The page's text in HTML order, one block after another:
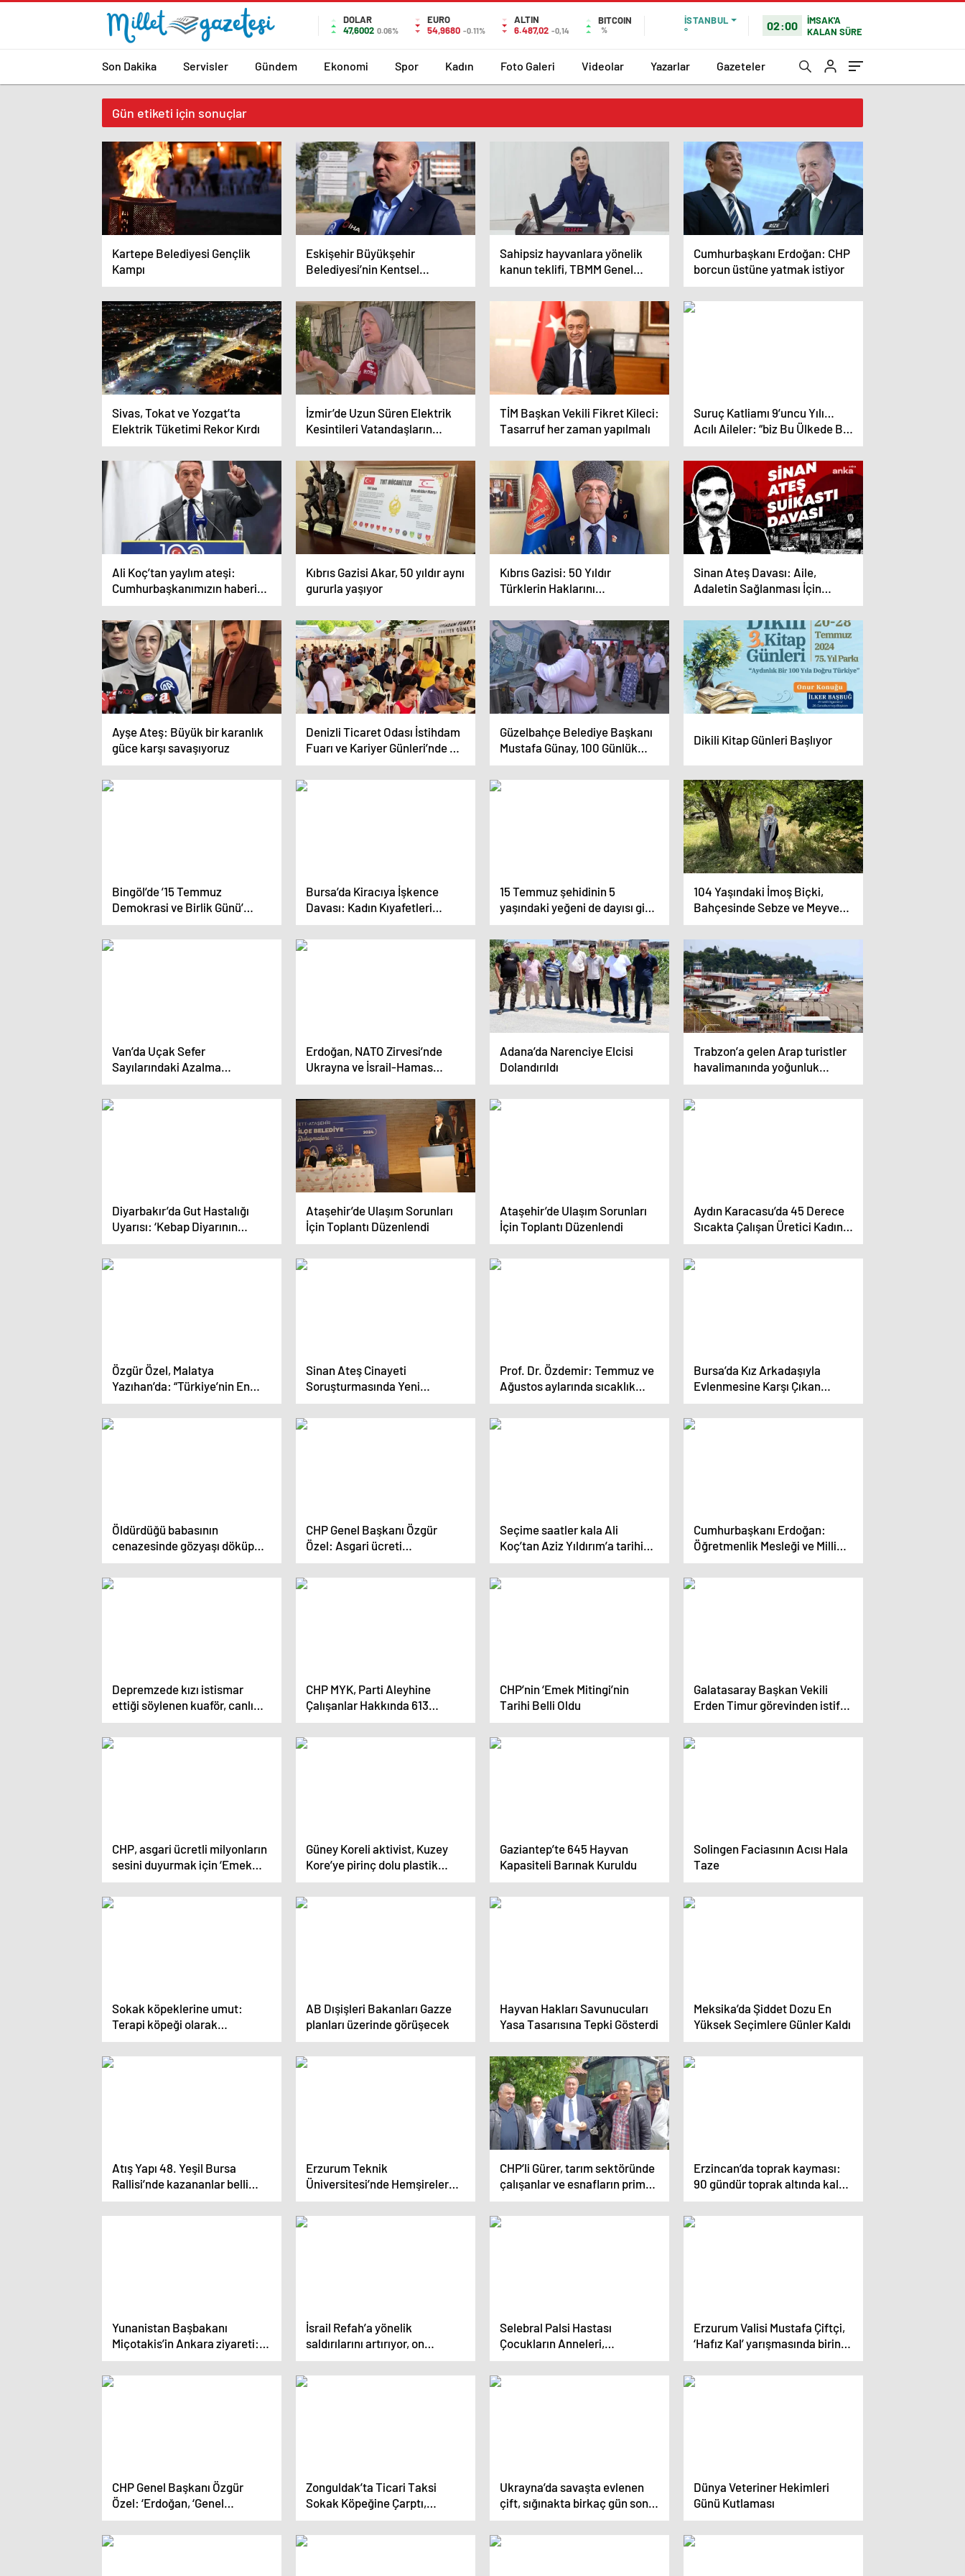
DOLAR
47,6002 0.06%
EURO
54,9680 -0.11%
ALTIN
6.487,02 -0,14
BITCOIN
%
İSTANBUL
°
02:00
İMSAK'A
KALAN SÜRE
Son Dakika Servisler Gündem Ekonomi Spor Kadın Foto Galeri Videolar Yazarlar Gazeteler
Gün etiketi için sonuçlar
Kartepe Belediyesi Gençlik
Kampı
Eskişehir Büyükşehir
Belediyesi’nin Kentsel
Dönüşüm Projesi Eleştirildi
Sahipsiz hayvanlara yönelik
kanun teklifi, TBMM Genel
Kurulunda
Cumhurbaşkanı Erdoğan: CHP
borcun üstüne yatmak istiyor
Sivas, Tokat ve Yozgat’ta
Elektrik Tüketimi Rekor Kırdı
İzmir’de Uzun Süren Elektrik
Kesintileri Vatandaşların
Tepkisine Neden Oluyor
TİM Başkan Vekili Fikret Kileci:
Tasarruf her zaman yapılmalı
Suruç Katliamı 9’uncu Yılı…
Acılı Aileler: “biz Bu Ülkede Bu
İnsanlardan Adalet
Beklemiyoruz”
Ali Koç’tan yaylım ateşi:
Cumhurbaşkanımızın haberi
olmadan gücünü kullanıp
futbolu dizayn edenlerin
sonuna az kaldı
Kıbrıs Gazisi Akar, 50 yıldır aynı
gururla yaşıyor
Kıbrıs Gazisi: 50 Yıldır
Türklerin Haklarını
Savunuyoruz
Sinan Ateş Davası: Aile,
Adaletin Sağlanması İçin
Meclis Komisyonu Kurulmasını
İstiyor
Ayşe Ateş: Büyük bir karanlık
güce karşı savaşıyoruz
Denizli Ticaret Odası İstihdam
Fuarı ve Kariyer Günleri’nde 20
Bin Vatandaşa Ulaşıldı
Güzelbahçe Belediye Başkanı
Mustafa Günay, 100 Günlük
Hizmet Lansmanında Projeleri
Anlattı
Dikili Kitap Günleri Başlıyor
Bingöl’de ’15 Temmuz
Demokrasi ve Birlik Günü’
nöbeti tutuldu
Bursa’da Kiracıya İşkence
Davası: Kadın Kıyafetleri
Giydirip Sosyal Medyada
Paylaştılar
15 Temmuz şehidinin 5
yaşındaki yeğeni de dayısı gibi
polis olmak istiyor
104 Yaşındaki İmoş Biçki,
Bahçesinde Sebze ve Meyve
Yetiştiriyor
Van’da Uçak Sefer
Sayılarındaki Azalma
Tepkilere Neden Oluyor
Erdoğan, NATO Zirvesi’nde
Ukrayna ve İsrail-Hamas
savaşını gündeme getirecek
Adana’da Narenciye Elcisi
Dolandırıldı
Trabzon’a gelen Arap turistler
havalimanında yoğunluk
oluşturuyor
Diyarbakır’da Gut Hastalığı
Uyarısı: ‘Kebap Diyarının
Hastalığı Diyebiliriz’
Ataşehir’de Ulaşım Sorunları
İçin Toplantı Düzenlendi
Ataşehir’de Ulaşım Sorunları
İçin Toplantı Düzenlendi
Aydın Karacasu’da 45 Derece
Sıcakta Çalışan Üretici Kadın:
Sıcaktan Değil Zamlardan
Yıldık
Özgür Özel, Malatya
Yazıhan’da: “Türkiye’nin En
Büyük Direnişini Kira Yardımı
İçin Başlatacağım. Sana
Depremzeyi Ezdirmeyiz””
Sinan Ateş Cinayeti
Soruşturmasında Yeni
Detaylar Ortaya Çıktı
Prof. Dr. Özdemir: Temmuz ve
Ağustos aylarında sıcaklık
rekorları görebiliriz
Bursa’da Kız Arkadaşıyla
Evlenmesine Karşı Çıkan
Babasını Öldüren Adam
Hakkında Ağırlaştırılmış
Müebbet Hapis Cezası İstendi
Öldürdüğü babasının
cenazesinde gözyaşı döküp
taziyeleri kabul etmiş
CHP Genel Başkanı Özgür
Özel: Asgari ücreti
güncellememeyi
düşünmesinler
Seçime saatler kala Ali
Koç’tan Aziz Yıldırım’a tarihi
çağrı
Cumhurbaşkanı Erdoğan:
Öğretmenlik Mesleği ve Milli
Eğitim Akademisi Kanunu
Meclis’e Geliyor
Depremzede kızı istismar
ettiği söylenen kuaför, canlı
yayında kendisini böyle
savundu
CHP MYK, Parti Aleyhine
Çalışanlar Hakkında 613
Dosyayı Değerlendirecek
CHP’nin ‘Emek Mitingi’nin
Tarihi Belli Oldu
Galatasaray Başkan Vekili
Erden Timur görevinden istifa
etti.
CHP, asgari ücretli milyonların
sesini duyurmak için ‘Emek
Mitingi’ düzenliyor
Güney Koreli aktivist, Kuzey
Kore’ye pirinç dolu plastik
şişeler gönderiyor
Gaziantep’te 645 Hayvan
Kapasiteli Barınak Kuruldu
Solingen Faciasının Acısı Hala
Taze
Sokak köpeklerine umut:
Terapi köpeği olarak
kullanılacaklar
AB Dışişleri Bakanları Gazze
planları üzerinde görüşecek
Hayvan Hakları Savunucuları
Yasa Tasarısına Tepki Gösterdi
Meksika’da Şiddet Dozu En
Yüksek Seçimlere Günler Kaldı
Atış Yapı 48. Yeşil Bursa
Rallisi’nde kazananlar belli
oldu
Erzurum Teknik
Üniversitesi’nde Hemşireler
Haftası programı düzenlendi
CHP’li Gürer, tarım sektöründe
çalışanlar ve esnafların prim
ödeme gün sayısının
düşürülmesi için kanun teklifi
verdi
Erzincan’da toprak kayması:
90 gündür toprak altında kalan
5 işçi
Yunanistan Başbakanı
Miçotakis’in Ankara ziyareti:
İki ülke sorunlu konularda
ilerleme sağlayabilecek mi?
İsrail Refah’a yönelik
saldırılarını artırıyor, on
binlerce kişiye daha tahliye
emri verildi
Selebral Palsi Hastası
Çocukların Anneleri,
Çocuklarının Eğitimleri İçin
Mesleklerinden Vazgeçiyor
Erzurum Valisi Mustafa Çiftçi,
‘Hafız Kal’ yarışmasında birinci
oldu
CHP Genel Başkanı Özgür
Özel: ‘Erdoğan, ‘Genel
Başkana brifing verilsin’
talimatı verdi’
Zonguldak’ta Ticari Taksi
Sokak Köpeğine Çarptı,
Hayırseverler Yardıma Yetişti
Ukrayna’da savaşta evlenen
çift, sığınakta birkaç gün sonra
dul kaldı
Dünya Veteriner Hekimleri
Günü Kutlaması